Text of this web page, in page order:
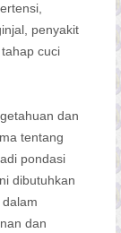
penyakit
cuci
dan
tentang
pondasi
dibutuhkan
dan